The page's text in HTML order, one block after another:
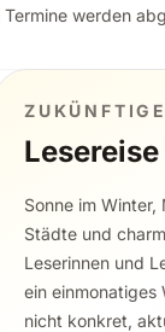
werden
Sonne im
Städte und
Leserinnen und
ein einmonatiges
nicht konkret,